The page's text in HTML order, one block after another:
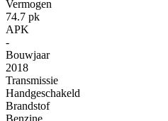
Vermogen
74.7 pk
APK
-
Bouwjaar
2018
Transmissie
Handgeschakeld
Brandstof
Benzine